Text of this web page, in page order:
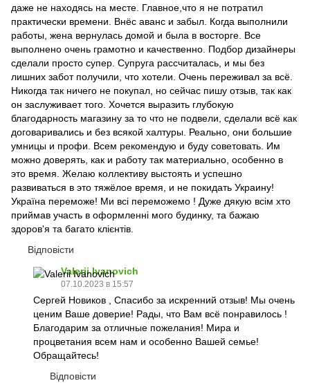
даже не находясь на месте. Главное,что я не потратил
практически времени. Внёс аванс и забыл. Когда выполнили
работы, жена вернулась домой и была в восторге. Все
выполнено очень грамотно и качественно. Подбор дизайнеры
сделали просто супер. Супруга рассчиталась, и мы без
лишних забот получили, что хотели. Очень переживал за всё.
Никогда так ничего не покупал, но сейчас пишу отзыв, так как
он заслуживает того. Хочется выразить глубокую
благодарность магазину за то что не подвели, сделали всё как
договаривались и без всякой халтуры. Реально, они большие
умницы и профи. Всем рекомендую и буду советовать. Им
можно доверять, как и работу так материально, особенно в
это время. Желаю коллективу выстоять и успешно
развиваться в это тяжёлое время, и не покидать Украину!
Україна переможе! Ми всі переможемо ! Дуже дякую всім хто
приймав участь в оформленні мого будинку, та бажаю
здоров'я та багато клієнтів.
Відповісти
Valerii Ivanovich
07.10.2023 в 15:57
Сергей Новиков , Спасибо за искренний отзыв! Мы очень
ценим Ваше доверие! Рады, что Вам всё понравилось !
Благодарим за отличные пожелания! Мира и
процветания всем нам и особенно Вашей семье!
Обращайтесь!
Відповісти